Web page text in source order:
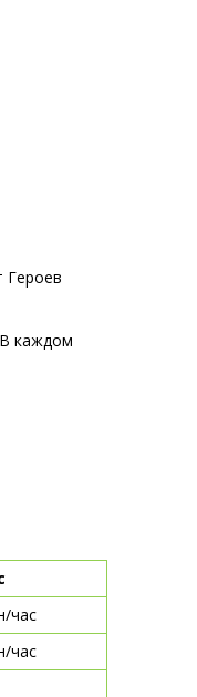
Героев
каждом
час
час